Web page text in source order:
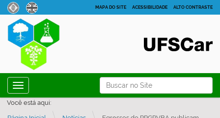
Busca
Busca Avançada…
MAPA DO SITE ACESSIBILIDADE ALTO CONTRASTE
Toggle navigation
Você está aqui: